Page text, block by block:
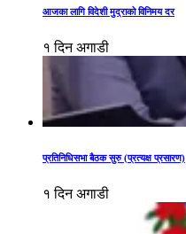
आजका लागि विदेशी मुद्राको विनिमय दर
१ दिन अगाडी
प्रतिनिधिसभा बैठक सुरु (प्रत्यक्ष प्रसारण)
१ दिन अगाडी